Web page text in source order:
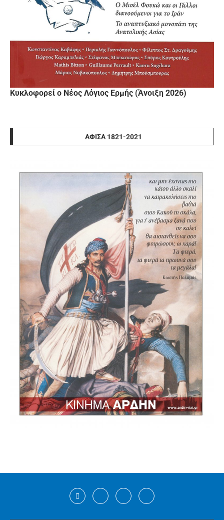
Κυκλοφορεί ο Νέος Λόγιος Ερμής (Άνοιξη 2026)
ΑΦΊΣΑ 1821-2021